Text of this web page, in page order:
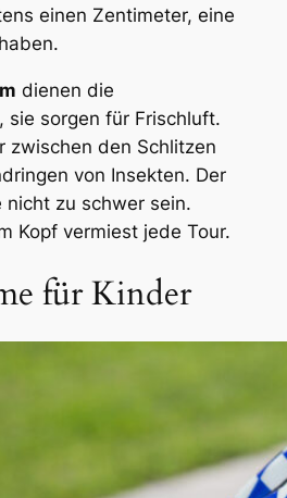
einen Zentimeter, eine
dienen die
sie sorgen für Frischluft.
zwischen den Schlitzen
von Insekten. Der
nicht zu schwer sein.
Kopf vermiest jede Tour.
für Kinder